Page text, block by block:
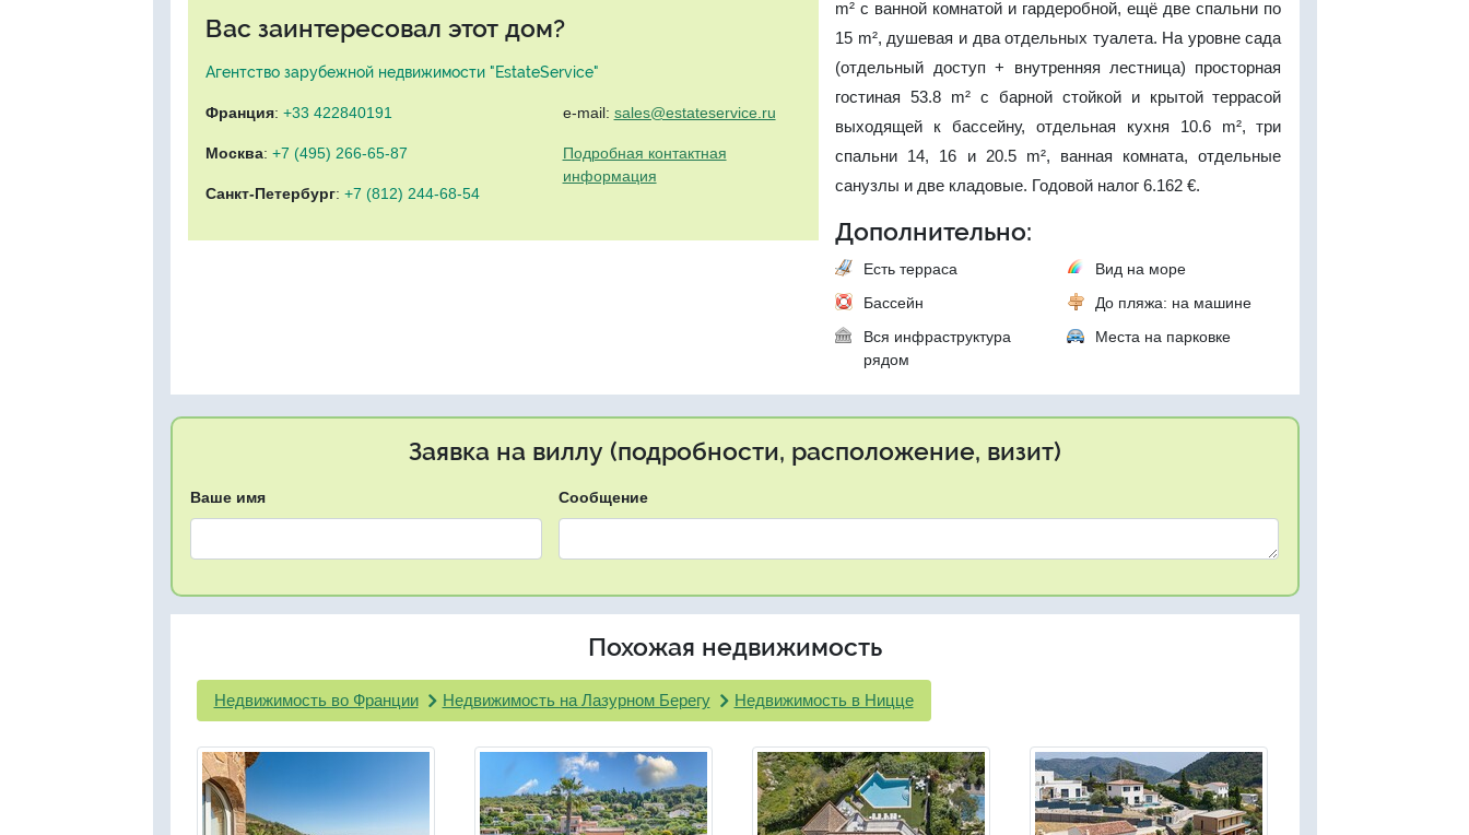
Вас заинтересовал этот дом?
Агентство зарубежной недвижимости "EstateService"
Франция: +33 422840191
Москва: +7 (495) 266-65-87
Санкт-Петербург: +7 (812) 244-68-54
e-mail: sales@estateservice.ru
Подробная контактная
информация
m² с ванной комнатой и гардеробной, ещё две спальни по
15 m², душевая и два отдельных туалета. На уровне сада
(отдельный доступ + внутренняя лестница) просторная
гостиная 53.8 m² с барной стойкой и крытой террасой
выходящей к бассейну, отдельная кухня 10.6 m², три
спальни 14, 16 и 20.5 m², ванная комната, отдельные
санузлы и две кладовые. Годовой налог 6.162 €.
Дополнительно:
Есть терраса
Вид на море
Бассейн
До пляжа: на машине
Вся инфраструктура
рядом
Места на парковке
Заявка на виллу (подробности, расположение, визит)
Ваше имя Сообщение
Похожая недвижимость
Недвижимость во Франции Недвижимость на Лазурном Берегу Недвижимость в Ницце